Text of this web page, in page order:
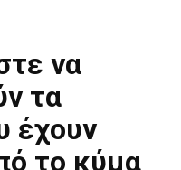
να
τα
έχουν
το κύμα